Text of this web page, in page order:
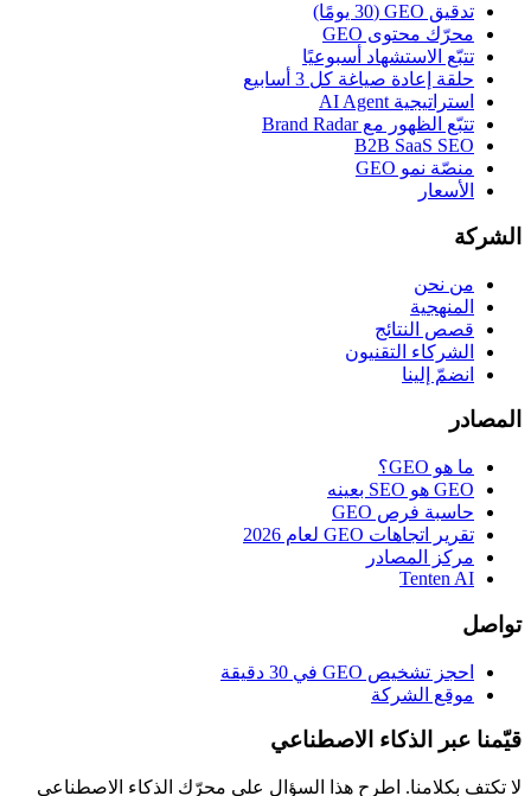
تدقيق GEO (30 يومًا)
محرّك محتوى GEO
تتبّع الاستشهاد أسبوعيًا
حلقة إعادة صياغة كل 3 أسابيع
استراتيجية AI Agent
تتبّع الظهور مع Brand Radar
B2B SaaS SEO
منصّة نمو GEO
الأسعار
من نحن
المنهجية
قصص النتائج
الشركاء التقنيون
انضمّ إلينا
ما هو GEO؟
GEO هو SEO بعينه
حاسبة فرص GEO
تقرير اتجاهات GEO لعام 2026
مركز المصادر
Tenten AI
احجز تشخيص GEO في 30 دقيقة
موقع الشركة
عبر الذكاء الاصطناعي
بكلامنا. اطرح هذا السؤال على محرّك الذكاء الاصطناعي